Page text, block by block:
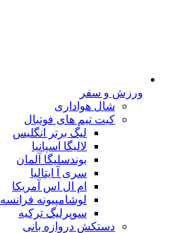
ورزش و سفر
شال هواداری
کیت تیم های فوتبال
لیگ برتر انگلیس
لالیگا اسپانیا
بوندسلیگا آلمان
سری آ ایتالیا
ام ال اس آمریکا
لوشامپیونه فرانسه
سوپرلیگ ترکیه
دستکش دروازه بانی